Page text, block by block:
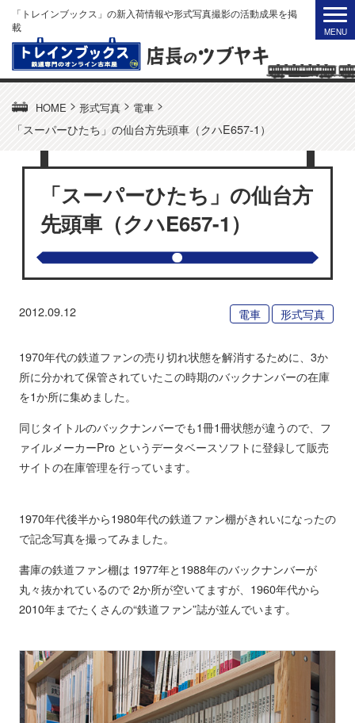
「トレインブックス」の新入荷情報や形式写真撮影の活動成果を掲
載
HOME > 形式写真 > 電車 >
「スーパーひたち」の仙台方先頭車（クハE657-1）
「スーパーひたち」の仙台方
先頭車（クハE657-1）
2012.09.12 電車 形式写真
1970年代の鉄道ファンの売り切れ状態を解消するために、3か
所に分かれて保管されていたこの時期のバックナンバーの在庫
を1か所に集めました。
同じタイトルのバックナンバーでも1冊1冊状態が違うので、フ
ァイルメーカーPro というデータベースソフトに登録して販売
サイトの在庫管理を行っています。
1970年代後半から1980年代の鉄道ファン棚がきれいになったの
で記念写真を撮ってみました。
書庫の鉄道ファン棚は 1977年と1988年のバックナンバーが
丸々抜かれているので 2か所が空いてますが、1960年代から
2010年までたくさんの“鉄道ファン”誌が並んでいます。